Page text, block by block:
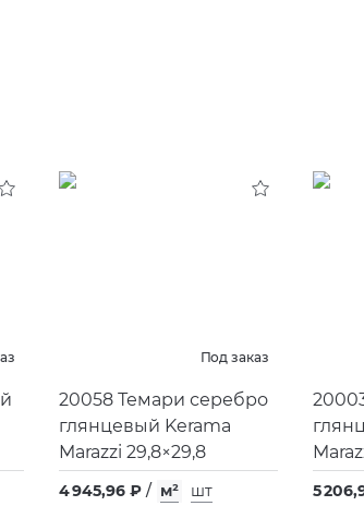
Под заказ
20058 Темари серебро
глянцевый Kerama
Marazzi 29,8×29,8
4 945,96 ₽ / м² шт 5